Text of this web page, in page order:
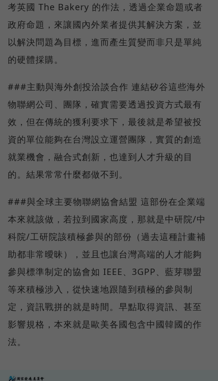
考英國 The Bakery 的作法，透過企業命題或者
政府命題，來讓國內外業者提供其解決方案，並
以解決問題為目標，進而產生質變而非只是單純
的硬體採購。
###主動與海外創投洽談合作 連結矽谷這些海外
物聯網公司、團隊，確實需要透過投資方式最有
效，但在傳統的獲利要求下，最後就是希望被投
資的單位能夠在台灣設立運營團隊，實質的創造
就業機會，融合式創新，也達到人才升級的目
的。結果常常什麼都做不到。
###與全球主要物聯網協會結盟 這部份在企業端
本來就該做，若拉到國家高度，那就是中研院/中
科院/工研院該積極參與的部份（過去這種計畫補
助都非常曖昧），並且也讓台灣高端的人才能夠
參與標準制定的協會如 IEEE、3GPP、藍芽聯盟
等來積極涉入，從快速地跟隨到積極的參與制
定，資訊戰拼的就是時間。早點取得資訊、甚至
影響規格，本來就是歐美各國包含中國韓國的作
法。